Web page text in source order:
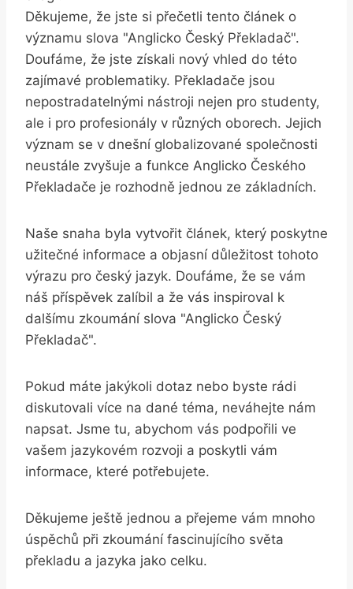
Děkujeme, že jste si přečetli tento článek o
významu slova "Anglicko Český Překladač".
Doufáme, že jste získali nový vhled do této
zajímavé problematiky. Překladače jsou
nepostradatelnými nástroji nejen pro studenty,
ale i pro profesionály v různých oborech. Jejich
význam se v dnešní globalizované společnosti
neustále zvyšuje a funkce Anglicko Českého
Překladače je rozhodně jednou ze základních.
Naše snaha byla vytvořit článek, který poskytne
užitečné informace a objasní důležitost tohoto
výrazu pro český jazyk. Doufáme, že se vám
náš příspěvek zalíbil a že vás inspiroval k
dalšímu zkoumání slova "Anglicko Český
Překladač".
Pokud máte jakýkoli dotaz nebo byste rádi
diskutovali více na dané téma, neváhejte nám
napsat. Jsme tu, abychom vás podpořili ve
vašem jazykovém rozvoji a poskytli vám
informace, které potřebujete.
Děkujeme ještě jednou a přejeme vám mnoho
úspěchů při zkoumání fascinujícího světa
překladu a jazyka jako celku.